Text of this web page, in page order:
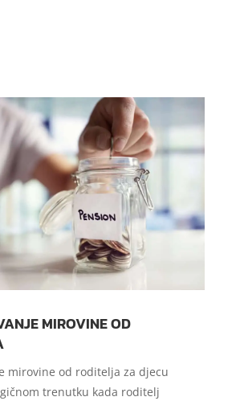
MIROVINE OD
mirovine od roditelja za djecu
trenutku kada roditelj